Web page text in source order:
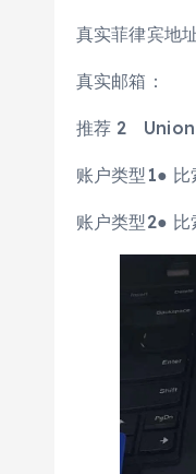
真实菲律宾地
真实邮箱：
推荐 2 Union
账户类型1●
账户类型2●